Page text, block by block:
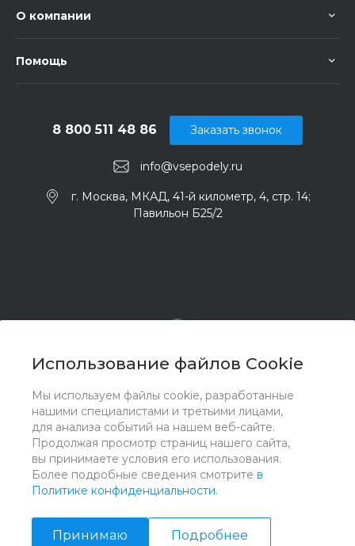
Использование файлов Cookie
Мы используем файлы cookie, разработанные
нашими специалистами и третьими лицами,
для анализа событий на нашем веб-сайте.
Продолжая просмотр страниц нашего сайта,
вы принимаете условия его использования.
Более подробные сведения смотрите в
Политике конфиденциальности.
Принимаю Подробнее
О компании
Помощь
info@vsepodely.ru
8 800 511 48 86
г. Москва, МКАД, 41-й километр, 4, стр. 14;
Павильон Б25/2
Заказать звонок
© 2017 - 2026 ООО "Комплектстрой 41", Все права
защищены